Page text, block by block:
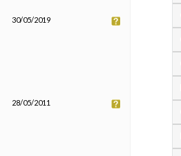
30/05/2019
28/05/2011